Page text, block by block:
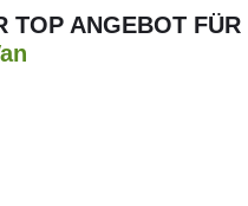
TOP ANGEBOT FÜR